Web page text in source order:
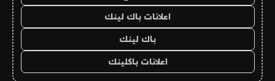
اعلانات باك لينك
باك لينك
اعلانات باكلينك